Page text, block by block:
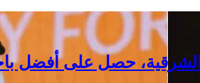
الشرقية، حصل على